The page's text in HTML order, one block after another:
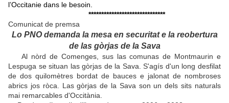
l’Occitanie dans le besoin.
******************************
Comunicat de premsa
Lo PNO demanda la mesa en securitat e la reobertura
de las gòrjas de la Sava
Al nòrd de Comenges, sus las comunas de Montmaurin e
Lespuga se situan las gòrjas de la Sava. S'agís d'un long desfilat
de dos quilomètres bordat de bauces e jalonat de nombroses
abrics jos ròca. Las gòrjas de la Sava son un dels sits naturals
mai remarcables d'Occitània.